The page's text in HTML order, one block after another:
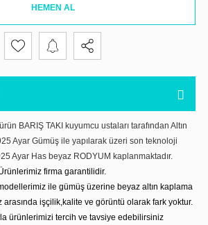
HEMEN AL
BARIŞ TAKI kuyumcu ustaları tarafından Altın
Ayar Gümüş ile yapılarak üzeri son teknoloji
Ayar Has beyaz RODYUM kaplanmaktadır.
firma garantilidir.
modellerimiz ile gümüş üzerine beyaz altın kaplama
arasında işçilik,kalite ve görüntü olarak fark yoktur.
ürünlerimizi tercih ve tavsiye edebilirsiniz